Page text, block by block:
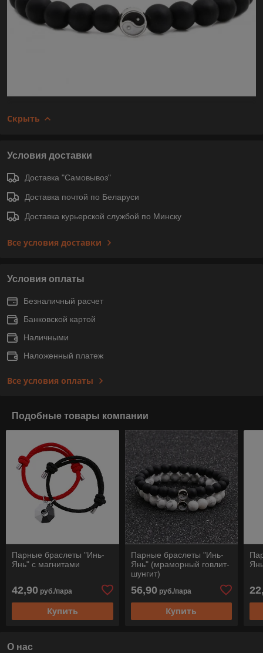
Скрыть
Условия доставки
Доставка "Самовывоз"
Доставка почтой по Беларуси
Доставка курьерской службой по Минску
Все условия доставки
Условия оплаты
Безналичный расчет
Банковской картой
Наличными
Наложенный платеж
Все условия оплаты
Подобные товары компании
Парные браслеты "Инь-
Янь" с магнитами
42,90 руб./пара
Купить
Парные браслеты "Инь-
Янь" (мраморный говлит-
шунгит)
56,90 руб./пара
Купить
О нас